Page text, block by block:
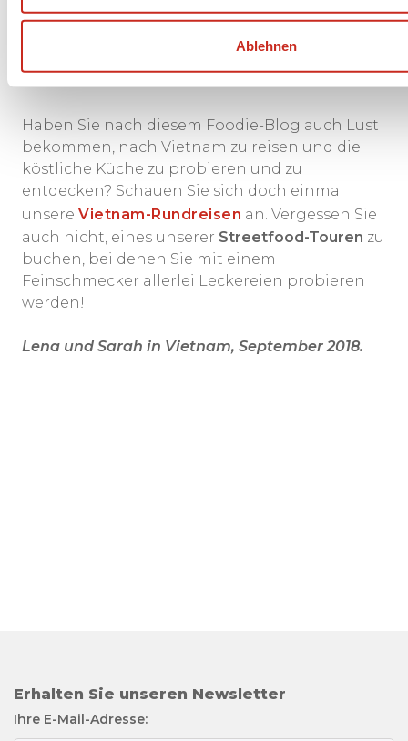
Ablehnen
wir zurück zu unserem Hotel gebracht, das sich
gleich außerhalb des Old Quarter befindet. Was
Haben Sie nach diesem Foodie-Blog auch Lust
bekommen, nach Vietnam zu reisen und die
köstliche Küche zu probieren und zu
entdecken? Schauen Sie sich doch einmal
unsere Vietnam-Rundreisen an. Vergessen Sie
auch nicht, eines unserer Streetfood-Touren zu
buchen, bei denen Sie mit einem
Feinschmecker allerlei Leckereien probieren
werden!
Lena und Sarah in Vietnam, September 2018.
Erhalten Sie unseren Newsletter
Ihre E-Mail-Adresse: